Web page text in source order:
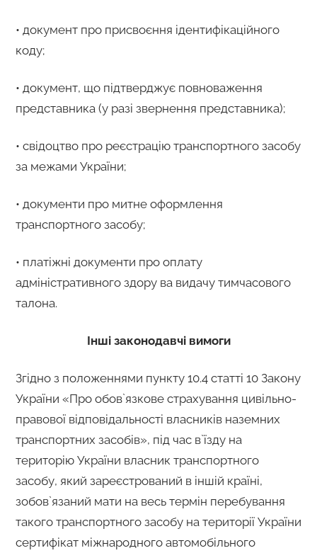
• документ про присвоєння ідентифікаційного
коду;
• документ, що підтверджує повноваження
представника (у разі звернення представника);
• свідоцтво про реєстрацію транспортного засобу
за межами України;
• документи про митне оформлення
транспортного засобу;
• платіжні документи про оплату
адміністративного здору ва видачу тимчасового
талона.
Інші законодавчі вимоги
Згідно з положеннями пункту 10.4 статті 10 Закону
України «Про обов`язкове страхування цивільно-
правової відповідальності власників наземних
транспортних засобів», під час в`їзду на
територію України власник транспортного
засобу, який зареєстрований в іншій країні,
зобов`язаний мати на весь термін перебування
такого транспортного засобу на території України
сертифікат міжнародного автомобільного